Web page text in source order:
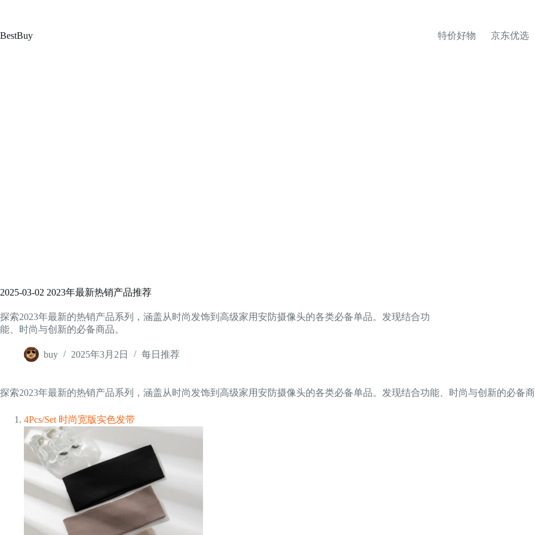
内
BestBuy 特价好物 京东优选
2025-03-02 2023年最新热销产品推荐
探索2023年最新的热销产品系列，涵盖从时尚发饰到高级家用安防摄像头的各类必备单品。发现结合功
能、时尚与创新的必备商品。
buy 2025年3月2日 每日推荐
探索2023年最新的热销产品系列，涵盖从时尚发饰到高级家用安防摄像头的各类必备单品。发现结合功能、时尚与创新的必备
4Pcs/Set 时尚宽版实色发带